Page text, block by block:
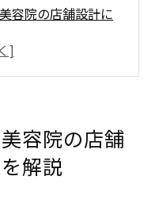
容院の店舗設計に
インの特徴と実例
タル技術の活用方
とその効果
容院の店舗
解説